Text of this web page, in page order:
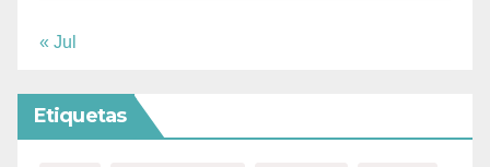
« Jul
Etiquetas